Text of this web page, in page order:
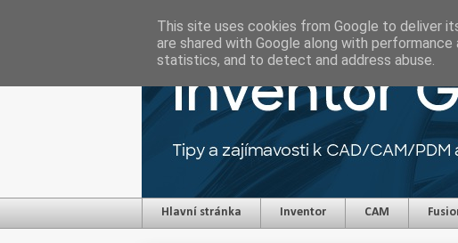
Hlavní stránka Inventor CAM
This site uses cookies from Google to deliver
are shared with Google along with
statistics, and to detect and address abuse.